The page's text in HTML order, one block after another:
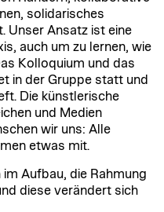
solidarisches
Unser Ansatz ist eine
auch um zu lernen, wie
Kolloquium und das
in der Gruppe statt und
Die künstlerische
und Medien
wir uns: Alle
etwas mit.
Aufbau, die Rahmung
diese verändert sich